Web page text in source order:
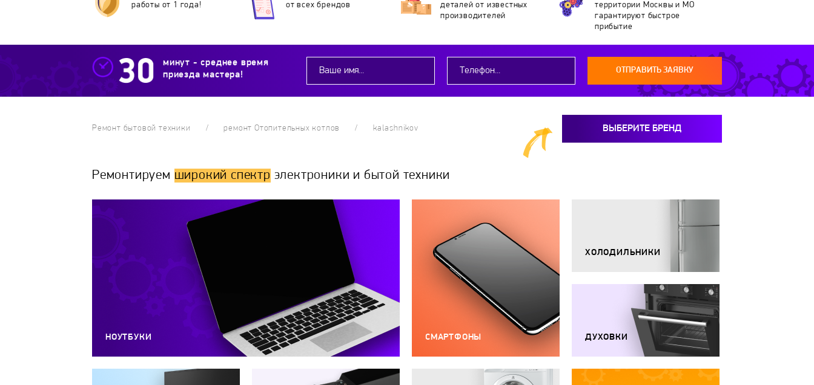
работы от 1 года!
от всех брендов
деталей от известных
производителей
территории Москвы и МО
гарантируют быстрое
прибытие
минут - среднее время
приезда мастера!
ОТПРАВИТЬ ЗАЯВКУ
Ремонт бытовой техники ремонт Отопительных котлов kalashnikov ВЫБЕРИТЕ БРЕНД
Ремонтируем широкий спектр электроники и бытой техники
НОУТБУКИ СМАРТФОНЫ
ХОЛОДИЛЬНИКИ
ДУХОВКИ